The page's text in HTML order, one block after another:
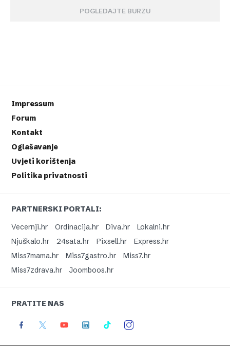
POGLEDAJTE BURZU
Impressum
Forum
Kontakt
Oglašavanje
Uvjeti korištenja
Politika privatnosti
PARTNERSKI PORTALI:
Vecernji.hr
Ordinacija.hr Diva.hr
Lokalni.hr
Njuškalo.hr
24sata.hr Pixsell.hr
Express.hr
Miss7mama.hr
Miss7gastro.hr
Miss7.hr
Miss7zdrava.hr
Joomboos.hr
PRATITE NAS